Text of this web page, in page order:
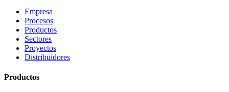
Empresa
Procesos
Productos
Sectores
Proyectos
Distribuidores
Productos